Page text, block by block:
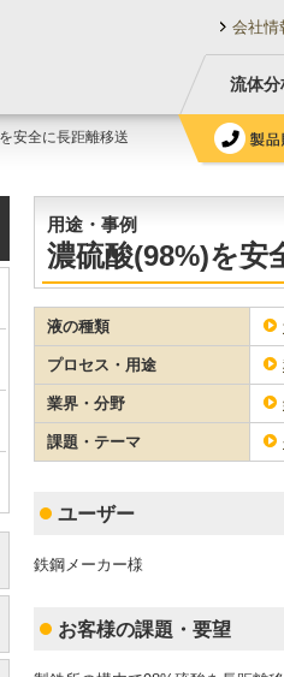
会社情
流体
安全に長距離移送
用途・事例
濃硫酸(98%)を安
液の種類
プロセス・用途
業界・分野
課題・テーマ
ユーザー
鉄鋼メーカー様
お客様の課題・要望